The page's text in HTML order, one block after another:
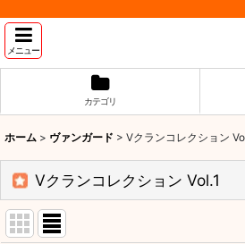
メニュー
カテゴリ
ホーム > ヴァンガード > Vクランコレクション
Vクランコレクション Vol.1